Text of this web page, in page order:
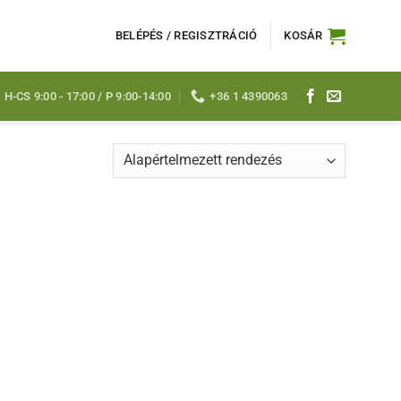
BELÉPÉS / REGISZTRÁCIÓ KOSÁR
H-CS 9:00 - 17:00 / P 9:00-14:00 +36 1 4390063